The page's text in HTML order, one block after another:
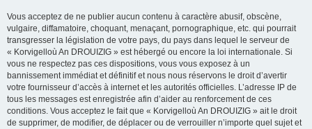
Vous acceptez de ne publier aucun contenu à caractère abusif, obscène,
vulgaire, diffamatoire, choquant, menaçant, pornographique, etc. qui pourrait
transgresser la législation de votre pays, du pays dans lequel le serveur de
« Korvigelloù An DROUIZIG » est hébergé ou encore la loi internationale. Si
vous ne respectez pas ces dispositions, vous vous exposez à un
bannissement immédiat et définitif et nous nous réservons le droit d’avertir
votre fournisseur d’accès à internet et les autorités officielles. L’adresse IP de
tous les messages est enregistrée afin d’aider au renforcement de ces
conditions. Vous acceptez le fait que « Korvigelloù An DROUIZIG » ait le droit
de supprimer, de modifier, de déplacer ou de verrouiller n’importe quel sujet et